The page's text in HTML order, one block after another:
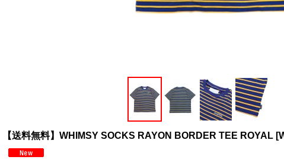
【送料無料】WHIMSY SOCKS RAYON BORDER TEE ROYAL [